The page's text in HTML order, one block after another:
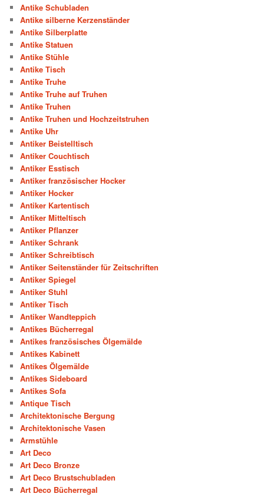
Antike Schubladen
Antike silberne Kerzenständer
Antike Silberplatte
Antike Statuen
Antike Stühle
Antike Tisch
Antike Truhe
Antike Truhe auf Truhen
Antike Truhen
Antike Truhen und Hochzeitstruhen
Antike Uhr
Antiker Beistelltisch
Antiker Couchtisch
Antiker Esstisch
Antiker französischer Hocker
Antiker Hocker
Antiker Kartentisch
Antiker Mitteltisch
Antiker Pflanzer
Antiker Schrank
Antiker Schreibtisch
Antiker Seitenständer für Zeitschriften
Antiker Spiegel
Antiker Stuhl
Antiker Tisch
Antiker Wandteppich
Antikes Bücherregal
Antikes französisches Ölgemälde
Antikes Kabinett
Antikes Ölgemälde
Antikes Sideboard
Antikes Sofa
Antique Tisch
Architektonische Bergung
Architektonische Vasen
Armstühle
Art Deco
Art Deco Bronze
Art Deco Brustschubladen
Art Deco Bücherregal